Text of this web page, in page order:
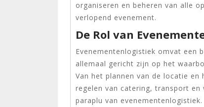
organiseren en beheren van alle
verlopend evenement.
De Rol van
Evenementenlogistiek omvat een
allemaal gericht zijn op het
Van het plannen van de locatie
regelen van catering, transport
paraplu van evenementenlogistiek.